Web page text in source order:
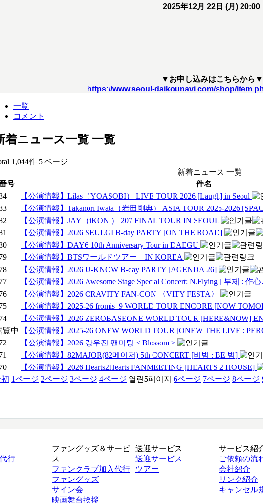
2025年12月 22日 (月) 20:00
▼お申し込みはこちらから▼
https://www.seoul-daikounavi.com/shop/
一覧
コメント
着ニュース一覧 一覧
1,044件 5 ページ
新着ニュース 一覧
号
件名
【公演情報】Lilas（YOASOBI） LIVE TOUR 2026 [Laugh] in Seoul
【公演情報】Takanori Iwata（岩田剛典） ASIA TOUR 2025-2026
【公演情報】JAY（iKON ） 207 FINAL TOUR IN SEOUL
【公演情報】2026 SEULGI B-day PARTY [ON THE ROAD]
【公演情報】DAY6 10th Anniversary Tour in DAEGU
【公演情報】BTSワールドツアー IN KOREA
【公演情報】2026 U-KNOW B-day PARTY [AGENDA 26]
【公演情報】2026 Awesome Stage Special Concert: N.Flying [ 부제 : 作
【公演情報】2026 CRAVITY FAN-CON 〈VITY FESTA〉
【公演情報】2025-26 fromis_9 WORLD TOUR ENCORE [NOW
【公演情報】2026 ZEROBASEONE WORLD TOUR [HERE&NOW]
覧中
【公演情報】2025-26 ONEW WORLD TOUR [ONEW THE LIVE :
【公演情報】2026 강우진 팬미팅 < Blossom >
【公演情報】82MAJOR(82메이저) 5th CONCERT [비범 : BE 범]
【公演情報】2026 Hearts2Hearts FANMEETING [HEARTS 2 HOUSE]
1ページ 2ページ 3ページ 4ページ 열린5페이지 6ページ 7ページ 8ページ
行
ファングッズ＆サービ
ス
ファンクラブ加入代行
ファングッズ
サイン会
映画舞台挨拶
送迎サービス
送迎サービス
ツアー
サービス紹
ご依頼の流
会社紹介
リンク紹介
キャンセル